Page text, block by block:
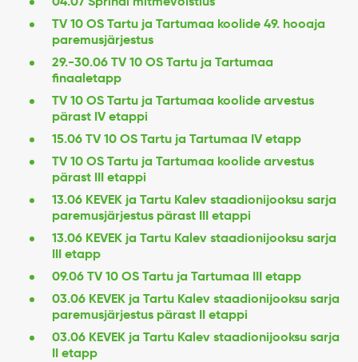
TV 10 OS Tartu ja Tartumaa koolide 49. hooaja
paremusjärjestus
29.-30.06 TV 10 OS Tartu ja Tartumaa
finaaletapp
TV 10 OS Tartu ja Tartumaa koolide arvestus
pärast IV etappi
15.06 TV 10 OS Tartu ja Tartumaa IV etapp
TV 10 OS Tartu ja Tartumaa koolide arvestus
pärast III etappi
13.06 KEVEK ja Tartu Kalev staadionijooksu sarja
paremusjärjestus pärast III etappi
13.06 KEVEK ja Tartu Kalev staadionijooksu sarja
III etapp
09.06 TV 10 OS Tartu ja Tartumaa III etapp
03.06 KEVEK ja Tartu Kalev staadionijooksu sarja
paremusjärjestus pärast II etappi
03.06 KEVEK ja Tartu Kalev staadionijooksu sarja
II etapp